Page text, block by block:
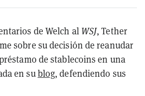
de Welch al WSJ, Tether
sobre su decisión de reanudar
de stablecoins en una
en sublog, defendiendo sus